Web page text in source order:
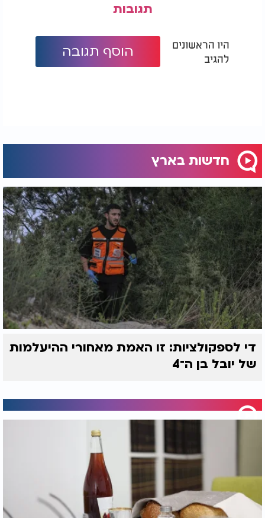
תגובות
היו הראשונים
להגיב
הוסף תגובה
חדשות בארץ
די לספקולציות: זו האמת מאחורי ההיעלמות
של יובל בן ה־4